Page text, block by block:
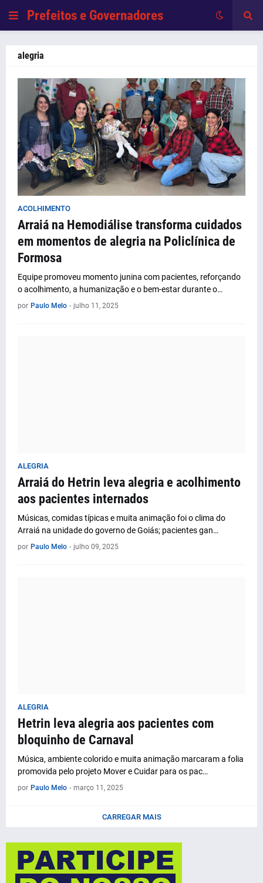
Prefeitos e Governadores
alegria
ACOLHIMENTO
Arraiá na Hemodiálise transforma cuidados
em momentos de alegria na Policlínica de
Formosa
Equipe promoveu momento junina com pacientes, reforçando
o acolhimento, a humanização e o bem-estar durante o…
por Paulo Melo - julho 11, 2025
ALEGRIA
Arraiá do Hetrin leva alegria e acolhimento
aos pacientes internados
Músicas, comidas típicas e muita animação foi o clima do
Arraiá na unidade do governo de Goiás; pacientes gan…
por Paulo Melo - julho 09, 2025
ALEGRIA
Hetrin leva alegria aos pacientes com
bloquinho de Carnaval
Música, ambiente colorido e muita animação marcaram a folia
promovida pelo projeto Mover e Cuidar para os pac…
por Paulo Melo - março 11, 2025
CARREGAR MAIS